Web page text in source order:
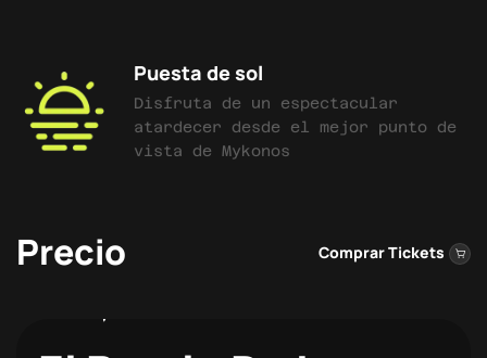
Puesta de sol
Disfruta de un espectacular
atardecer desde el mejor punto de
vista de Mykonos
Precio Comprar Tickets